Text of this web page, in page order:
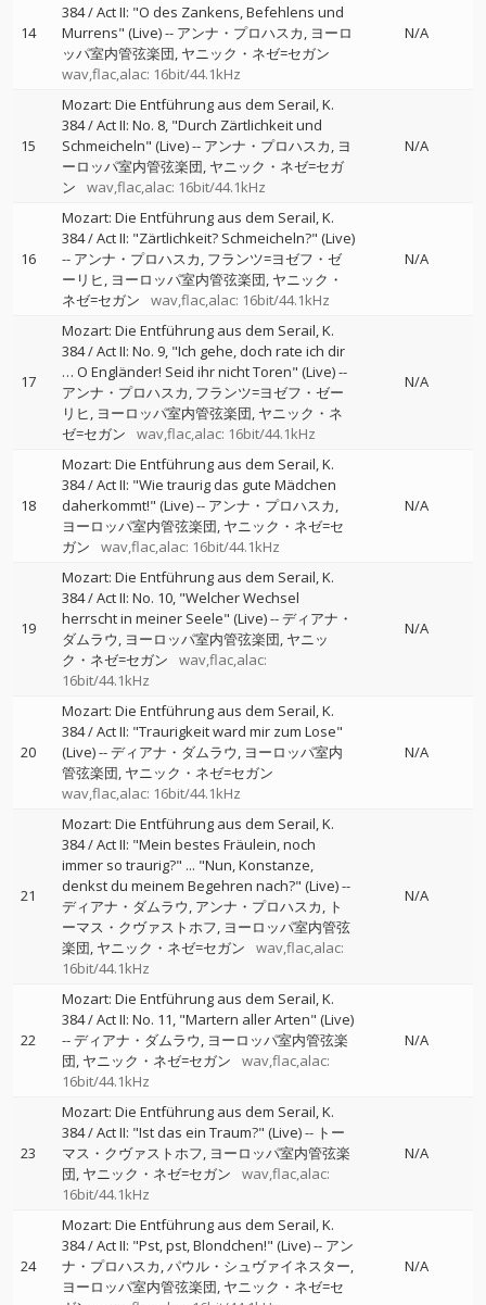
14
384 / Act II: "O des Zankens, Befehlens und
Murrens" (Live)-- アンナ・プロハスカ ヨーロ
ッパ室内管弦楽団 ヤニック・ネゼ=セガン
wav,flac,alac: 16bit/44.1kHz
N/A
15
Mozart: Die Entführung aus dem Serail, K.
384 / Act II: No. 8, "Durch Zärtlichkeit und
Schmeicheln" (Live)-- アンナ・プロハスカ ヨ
ーロッパ室内管弦楽団 ヤニック・ネゼ=セガ
ン
wav,flac,alac: 16bit/44.1kHz
N/A
16
Mozart: Die Entführung aus dem Serail, K.
384 / Act II: "Zärtlichkeit? Schmeicheln?" (Live)
-- アンナ・プロハスカ フランツ=ヨゼフ・ゼ
ーリヒ ヨーロッパ室内管弦楽団 ヤニック・
ネゼ=セガン
wav,flac,alac: 16bit/44.1kHz
N/A
17
Mozart: Die Entführung aus dem Serail, K.
384 / Act II: No. 9, "Ich gehe, doch rate ich dir
… O Engländer! Seid ihr nicht Toren" (Live)--
アンナ・プロハスカ フランツ=ヨゼフ・ゼー
リヒ ヨーロッパ室内管弦楽団 ヤニック・ネ
ゼ=セガン
wav,flac,alac: 16bit/44.1kHz
N/A
18
Mozart: Die Entführung aus dem Serail, K.
384 / Act II: "Wie traurig das gute Mädchen
daherkommt!" (Live)-- アンナ・プロハスカ
ヨーロッパ室内管弦楽団 ヤニック・ネゼ=セ
ガン
wav,flac,alac: 16bit/44.1kHz
N/A
19
Mozart: Die Entführung aus dem Serail, K.
384 / Act II: No. 10, "Welcher Wechsel
herrscht in meiner Seele" (Live)--ディアナ・
ダムラウ ヨーロッパ室内管弦楽団 ヤニッ
ク・ネゼ=セガン
wav,flac,alac:
16bit/44.1kHz
N/A
20
Mozart: Die Entführung aus dem Serail, K.
384 / Act II: "Traurigkeit ward mir zum Lose"
(Live)--ディアナ・ダムラウ ヨーロッパ室内
管弦楽団 ヤニック・ネゼ=セガン
wav,flac,alac: 16bit/44.1kHz
N/A
21
Mozart: Die Entführung aus dem Serail, K.
384 / Act II: "Mein bestes Fräulein, noch
immer so traurig?" ... "Nun, Konstanze,
denkst du meinem Begehren nach?" (Live)--
ディアナ・ダムラウ アンナ・プロハスカ
ト
ーマス・クヴァストホフ ヨーロッパ室内管弦
楽団 ヤニック・ネゼ=セガン
wav,flac,alac:
16bit/44.1kHz
N/A
22
Mozart: Die Entführung aus dem Serail, K.
384 / Act II: No. 11, "Martern aller Arten" (Live)
--ディアナ・ダムラウ ヨーロッパ室内管弦楽
団 ヤニック・ネゼ=セガン
wav,flac,alac:
16bit/44.1kHz
N/A
23
Mozart: Die Entführung aus dem Serail, K.
384 / Act II: "Ist das ein Traum?" (Live)-- トー
マス・クヴァストホフ ヨーロッパ室内管弦楽
団 ヤニック・ネゼ=セガン
wav,flac,alac:
16bit/44.1kHz
N/A
24
Mozart: Die Entführung aus dem Serail, K.
384 / Act II: "Pst, pst, Blondchen!" (Live)-- アン
ナ・プロハスカ パウル・シュヴァイネスター
ヨーロッパ室内管弦楽団 ヤニック・ネゼ=セ
N/A